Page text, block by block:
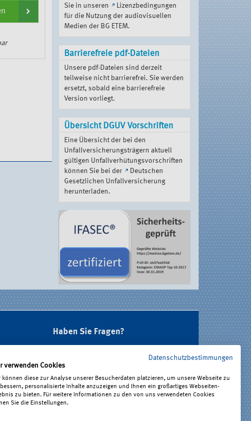
Sie in unseren
Lizenzbedingungen
für die Nutzung der audiovisuellen
Medien der BG ETEM.
Barrierefreie pdf-Dateien
Unsere pdf-Dateien sind derzeit
teilweise nicht barrierefrei. Sie werden
ersetzt, sobald eine barrierefreie
Version vorliegt.
Übersicht DGUV Vorschriften
Eine Übersicht der bei den
Unfallversicherungsträgern aktuell
gültigen Unfallverhütungsvorschriften
können Sie bei der
Deutschen
Gesetzlichen Unfallversicherung
herunterladen.
Haben Sie Fragen?
Hier finden Sie Ihre Ansprechperson für
Rehabilitation und Entschädigung,
Prävention sowie Fragen zu Mitgliedschaft
und Beitrag.
Datenschutzbestimmungen
verwenden Cookies
können diese zur Analyse unserer Besucherdaten platzieren, um unsere Webseite zu
personalisierte Inhalte anzuzeigen und Ihnen ein großartiges Webseiten-
zu bieten. Für weitere Informationen zu den von uns verwendeten Cookies
Sie die Einstellungen.